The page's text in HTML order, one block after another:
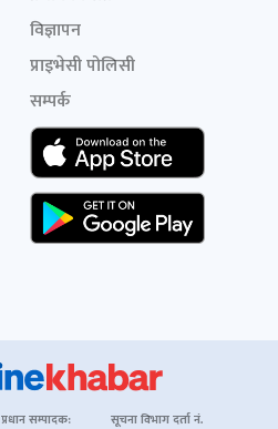
विज्ञापन
प्राइभेसी पोलिसी
सम्पर्क
प्रधान सम्पादक: सूचना विभाग दर्ता नं.